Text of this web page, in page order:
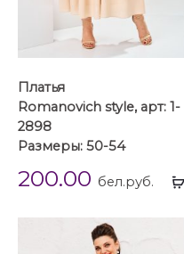
Платья
Romanovich style, арт: 1-
2898
Размеры: 50-54
200.00 бел.руб.